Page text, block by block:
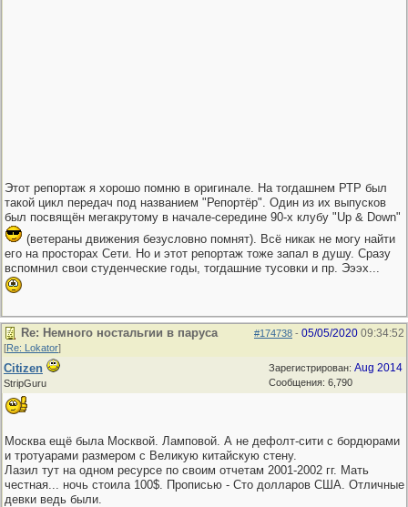
Этот репортаж я хорошо помню в оригинале. На тогдашнем РТР был
такой цикл передач под названием "Репортёр". Один из их выпусков
был посвящён мегакрутому в начале-середине 90-х клубу "Up & Down"
(ветераны движения безусловно помнят). Всё никак не могу найти
его на просторах Сети. Но и этот репортаж тоже запал в душу. Сразу
вспомнил свои студенческие годы, тогдашние тусовки и пр. Эээх...
#174738 - 05/05/2020 09:34:52
Re: Немного ностальгии в паруса
[Re: Lokator]
Зарегистрирован: Aug 2014
Сообщения: 6,790
Citizen
StripGuru
Москва ещё была Москвой. Ламповой. А не дефолт-сити с бордюрами
и тротуарами размером с Великую китайскую стену.
Лазил тут на одном ресурсе по своим отчетам 2001-2002 гг. Мать
честная... ночь стоила 100$. Прописью - Сто долларов США. Отличные
девки ведь были.